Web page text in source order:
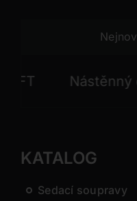
Nástěnný
KATALOG
Sedací soupravy